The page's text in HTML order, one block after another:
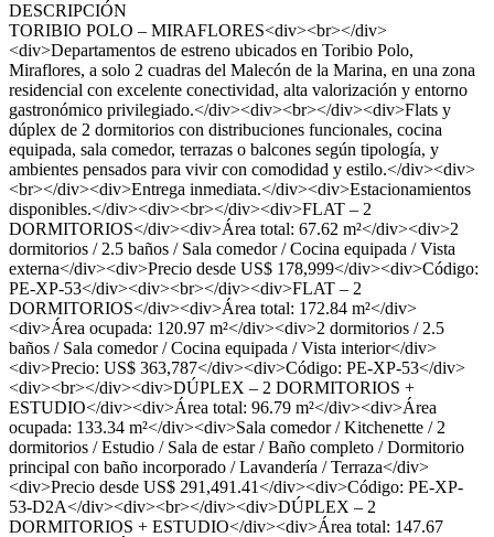
DESCRIPCIÓN
TORIBIO POLO – MIRAFLORES<div><br></div>
<div>Departamentos de estreno ubicados en Toribio Polo,
Miraflores, a solo 2 cuadras del Malecón de la Marina, en una zona
residencial con excelente conectividad, alta valorización y entorno
gastronómico privilegiado.</div><div><br></div><div>Flats y
dúplex de 2 dormitorios con distribuciones funcionales, cocina
equipada, sala comedor, terrazas o balcones según tipología, y
ambientes pensados para vivir con comodidad y estilo.</div><div>
<br></div><div>Entrega inmediata.</div><div>Estacionamientos
disponibles.</div><div><br></div><div>FLAT – 2
DORMITORIOS</div><div>Área total: 67.62 m²</div><div>2
dormitorios / 2.5 baños / Sala comedor / Cocina equipada / Vista
externa</div><div>Precio desde US$ 178,999</div><div>Código:
PE-XP-53</div><div><br></div><div>FLAT – 2
DORMITORIOS</div><div>Área total: 172.84 m²</div>
<div>Área ocupada: 120.97 m²</div><div>2 dormitorios / 2.5
baños / Sala comedor / Cocina equipada / Vista interior</div>
<div>Precio: US$ 363,787</div><div>Código: PE-XP-53</div>
<div><br></div><div>DÚPLEX – 2 DORMITORIOS +
ESTUDIO</div><div>Área total: 96.79 m²</div><div>Área
ocupada: 133.34 m²</div><div>Sala comedor / Kitchenette / 2
dormitorios / Estudio / Sala de estar / Baño completo / Dormitorio
principal con baño incorporado / Lavandería / Terraza</div>
<div>Precio desde US$ 291,491.41</div><div>Código: PE-XP-
53-D2A</div><div><br></div><div>DÚPLEX – 2
DORMITORIOS + ESTUDIO</div><div>Área total: 147.67